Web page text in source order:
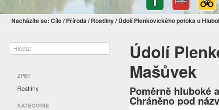
Nacházíte se: Cíle/ Příroda/ Rostliny/ Údolí Plenkovického potoka u
ZPĚT
Rostliny
KATEGORIE
Údolí
Mašůvek
Poměrně hluboké
Chráněno pod